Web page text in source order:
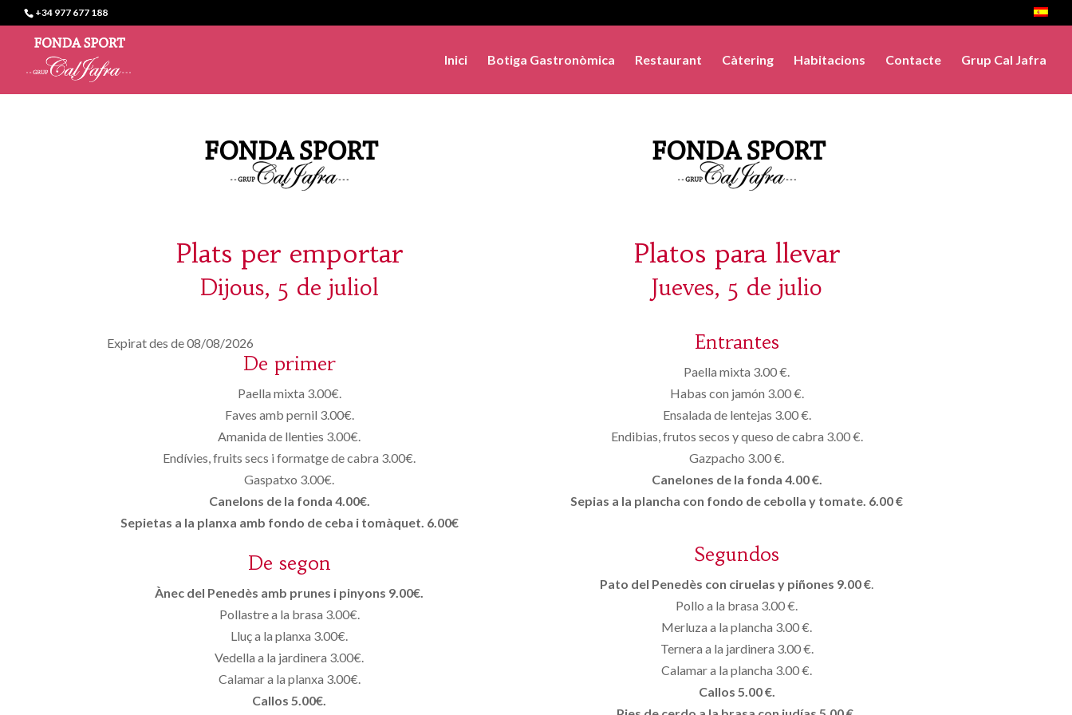
+34 977 677 188
Inici Botiga Gastronòmica Restaurant Càtering Habitacions Contacte Grup Cal Jafra
Plats per emportar
Dijous, 5 de juliol
Expirat des de 08/08/2026
De primer
Paella mixta 3.00€.
Faves amb pernil 3.00€.
Amanida de llenties 3.00€.
Endívies, fruits secs i formatge de cabra 3.00€.
Gaspatxo 3.00€.
Canelons de la fonda 4.00€.
Sepietas a la planxa amb fondo de ceba i tomàquet. 6.00€
De segon
Ànec del Penedès amb prunes i pinyons 9.00€.
Pollastre a la brasa 3.00€.
Lluç a la planxa 3.00€.
Vedella a la jardinera 3.00€.
Calamar a la planxa 3.00€.
Callos 5.00€.
Platos para llevar
Jueves, 5 de julio
Entrantes
Paella mixta 3.00 €.
Habas con jamón 3.00 €.
Ensalada de lentejas 3.00 €.
Endibias, frutos secos y queso de cabra 3.00 €.
Gazpacho 3.00 €.
Canelones de la fonda 4.00 €.
Sepias a la plancha con fondo de cebolla y tomate. 6.00 €
Segundos
Pato del Penedès con ciruelas y piñones 9.00 €.
Pollo a la brasa 3.00 €.
Merluza a la plancha 3.00 €.
Ternera a la jardinera 3.00 €.
Calamar a la plancha 3.00 €.
Callos 5.00 €.